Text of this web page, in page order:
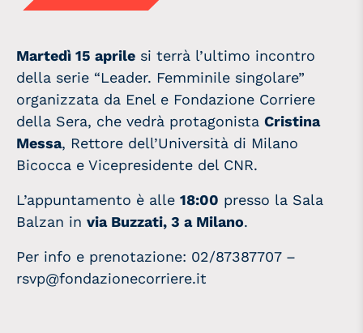
Martedì 15 aprile si terrà l’ultimo incontro
della serie “Leader. Femminile singolare”
organizzata da Enel e Fondazione Corriere
della Sera, che vedrà protagonista Cristina
Messa, Rettore dell’Università di Milano
Bicocca e Vicepresidente del CNR.
L’appuntamento è alle 18:00 presso la Sala
Balzan in via Buzzati, 3 a Milano.
Per info e prenotazione: 02/87387707 –
rsvp@fondazionecorriere.it